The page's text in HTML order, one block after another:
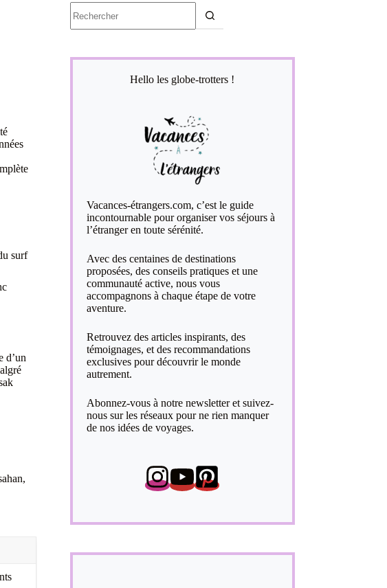
surf
d’un
résultat
Hello les globe-trotters !
Vacances-étrangers.com, c’est le guide
incontournable pour organiser vos séjours à
l’étranger en toute sérénité.
Avec des centaines de destinations
proposées, des conseils pratiques et une
communauté active, nous vous
accompagnons à chaque étape de votre
aventure.
Retrouvez des articles inspirants, des
témoignages, et des recommandations
exclusives pour découvrir le monde
autrement.
Abonnez-vous à notre newsletter et suivez-
nous sur les réseaux pour ne rien manquer
de nos idées de voyages.